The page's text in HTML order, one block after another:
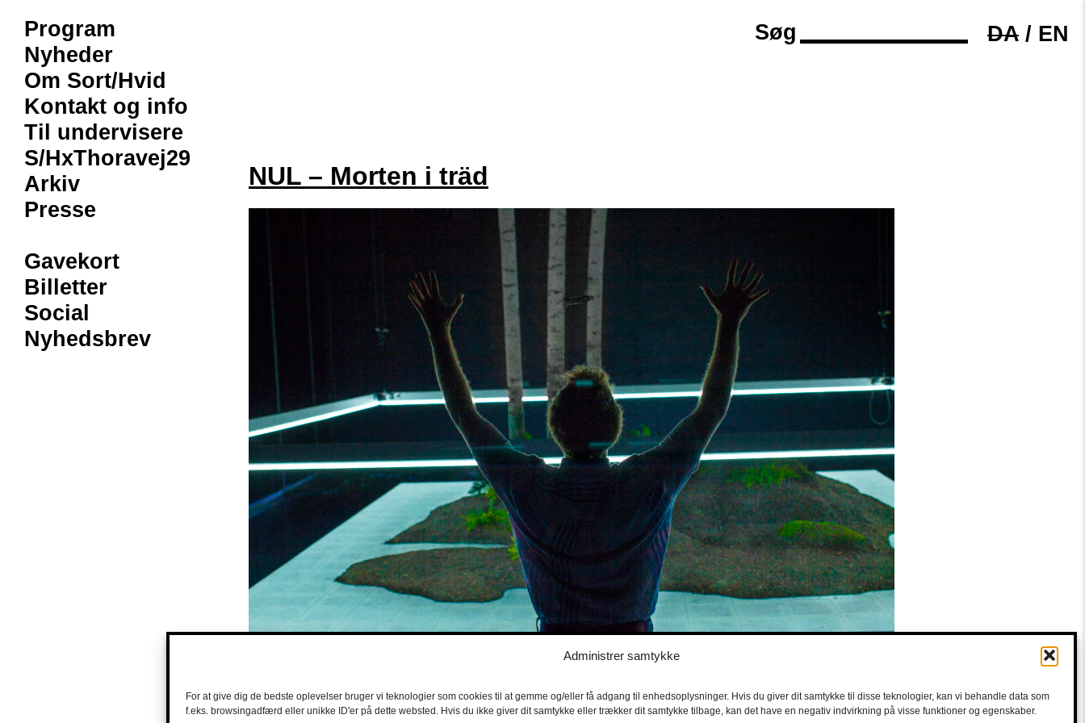
Administrer samtykke
For at give dig de bedste oplevelser bruger vi teknologier som cookies til at gemme og/eller få adgang til enhedsoplysninger. Hvis du giver dit samtykke til disse teknologier, kan vi behandle data som
f.eks. browsingadfærd eller unikke ID'er på dette websted. Hvis du ikke giver dit samtykke eller trækker dit samtykke tilbage, kan det have en negativ indvirkning på visse funktioner og egenskaber.
Program
Nyheder
Om Sort/Hvid
Kontakt og info
Til undervisere
S/HxThoravej29
Arkiv
Presse
Gavekort
Billetter
Social
Nyhedsbrev
Søg DA / EN
NUL – Morten i träd